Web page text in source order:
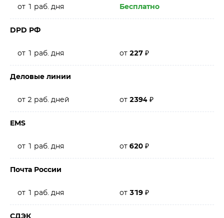
от 1 раб. дня Бесплатно
DPD РФ
от 1 раб. дня от 227 ₽
Деловые линии
от 2 раб. дней от 2394 ₽
EMS
от 1 раб. дня от 620 ₽
Почта России
от 1 раб. дня от 319 ₽
СДЭК